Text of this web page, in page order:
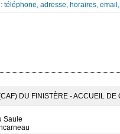
téléphone, adresse, horaires,
DU FINISTÈRE - ACCUEIL DE
Saule